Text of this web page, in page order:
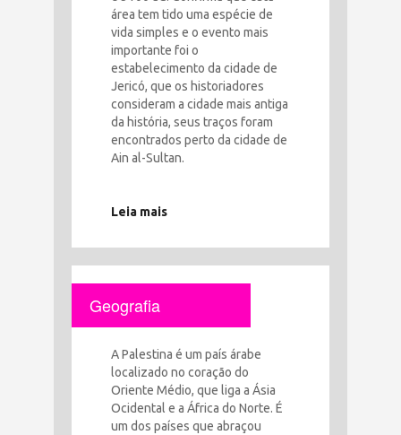
área tem tido uma espécie de
vida simples e o evento mais
importante foi o
estabelecimento da cidade de
Jericó, que os historiadores
consideram a cidade mais antiga
da história, seus traços foram
encontrados perto da cidade de
Ain al-Sultan.
Leia mais
Geografia
A Palestina é um país árabe
localizado no coração do
Oriente Médio, que liga a Ásia
Ocidental e a África do Norte. É
um dos países que abraçou